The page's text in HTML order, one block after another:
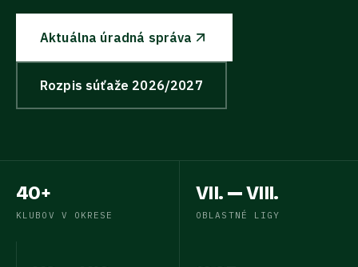
Aktuálna úradná správa
Rozpis súťaže 2026/2027
40+
KLUBOV V OKRESE
VII. — VIII.
OBLASTNÉ LIGY